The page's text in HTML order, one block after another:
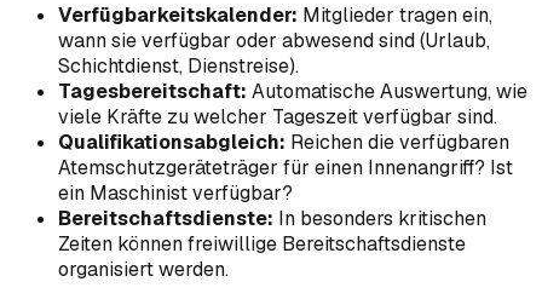
Verfügbarkeitskalender: Mitglieder tragen ein,
wann sie verfügbar oder abwesend sind (Urlaub,
Schichtdienst, Dienstreise).
Tagesbereitschaft: Automatische Auswertung, wie
viele Kräfte zu welcher Tageszeit verfügbar sind.
Qualifikationsabgleich: Reichen die verfügbaren
Atemschutzgeräteträger für einen Innenangriff? Ist
ein Maschinist verfügbar?
Bereitschaftsdienste: In besonders kritischen
Zeiten können freiwillige Bereitschaftsdienste
organisiert werden.